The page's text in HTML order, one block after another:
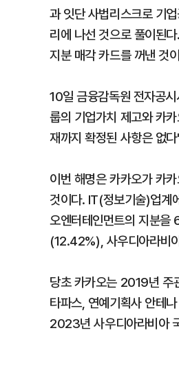
과 잇단 사법리스크로 기
리에 나선 것으로 풀이된
지분 매각 카드를 꺼낸 것
10일 금융감독원 전자공
룹의 기업가치 제고와 카
재까지 확정된 사항은 없
이번 해명은 카카오가 카
것이다. IT(정보기술)업계
오엔터테인먼트의 지분
(12.42%), 사우디아라비
당초 카카오는 2019년 주
타파스, 연예기획사 안테
2023년 사우디아라비아